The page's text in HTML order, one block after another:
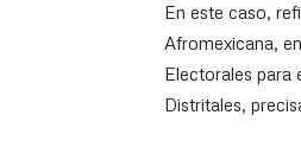
En este caso,
Afromexicana,
Electorales para
Distritales,